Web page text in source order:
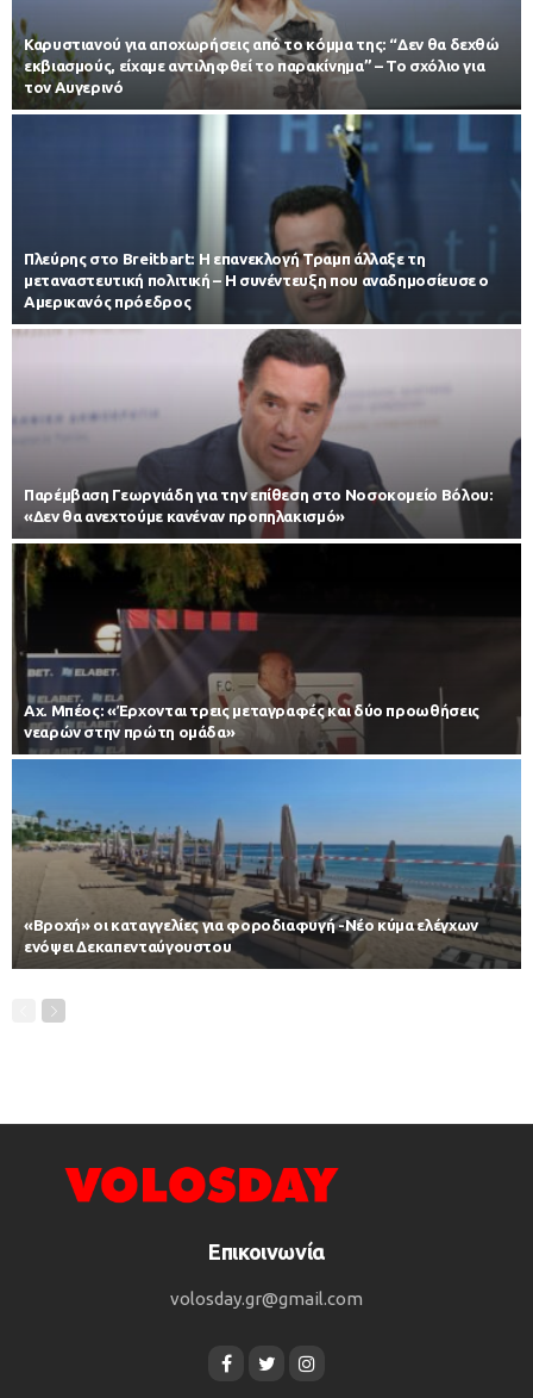
Καρυστιανού για αποχωρήσεις από το κόμμα της: “Δεν θα δεχθώ
εκβιασμούς, είχαμε αντιληφθεί το παρακίνημα” – Το σχόλιο για
τον Αυγερινό
Πλεύρης στο Breitbart: Η επανεκλογή Τραμπ άλλαξε τη
μεταναστευτική πολιτική – Η συνέντευξη που αναδημοσίευσε ο
Αμερικανός πρόεδρος
Παρέμβαση Γεωργιάδη για την επίθεση στο Νοσοκομείο Βόλου:
«Δεν θα ανεχτούμε κανέναν προπηλακισμό»
Αχ. Μπέος: «Έρχονται τρεις μεταγραφές και δύο προωθήσεις
νεαρών στην πρώτη ομάδα»
«Βροχή» οι καταγγελίες για φοροδιαφυγή -Νέο κύμα ελέγχων
ενόψει Δεκαπενταύγουστου
Επικοινωνία
volosday.gr@gmail.com